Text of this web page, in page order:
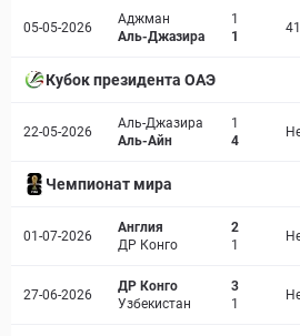
05-05-2026
Аджман
Аль-Джазира
1
1
41
Кубок президента ОАЭ
22-05-2026
Аль-Джазира
Аль-Айн
1
4
Чемпионат мира
01-07-2026
Англия
ДР Конго
2
1
27-06-2026
ДР Конго
Узбекистан
3
1